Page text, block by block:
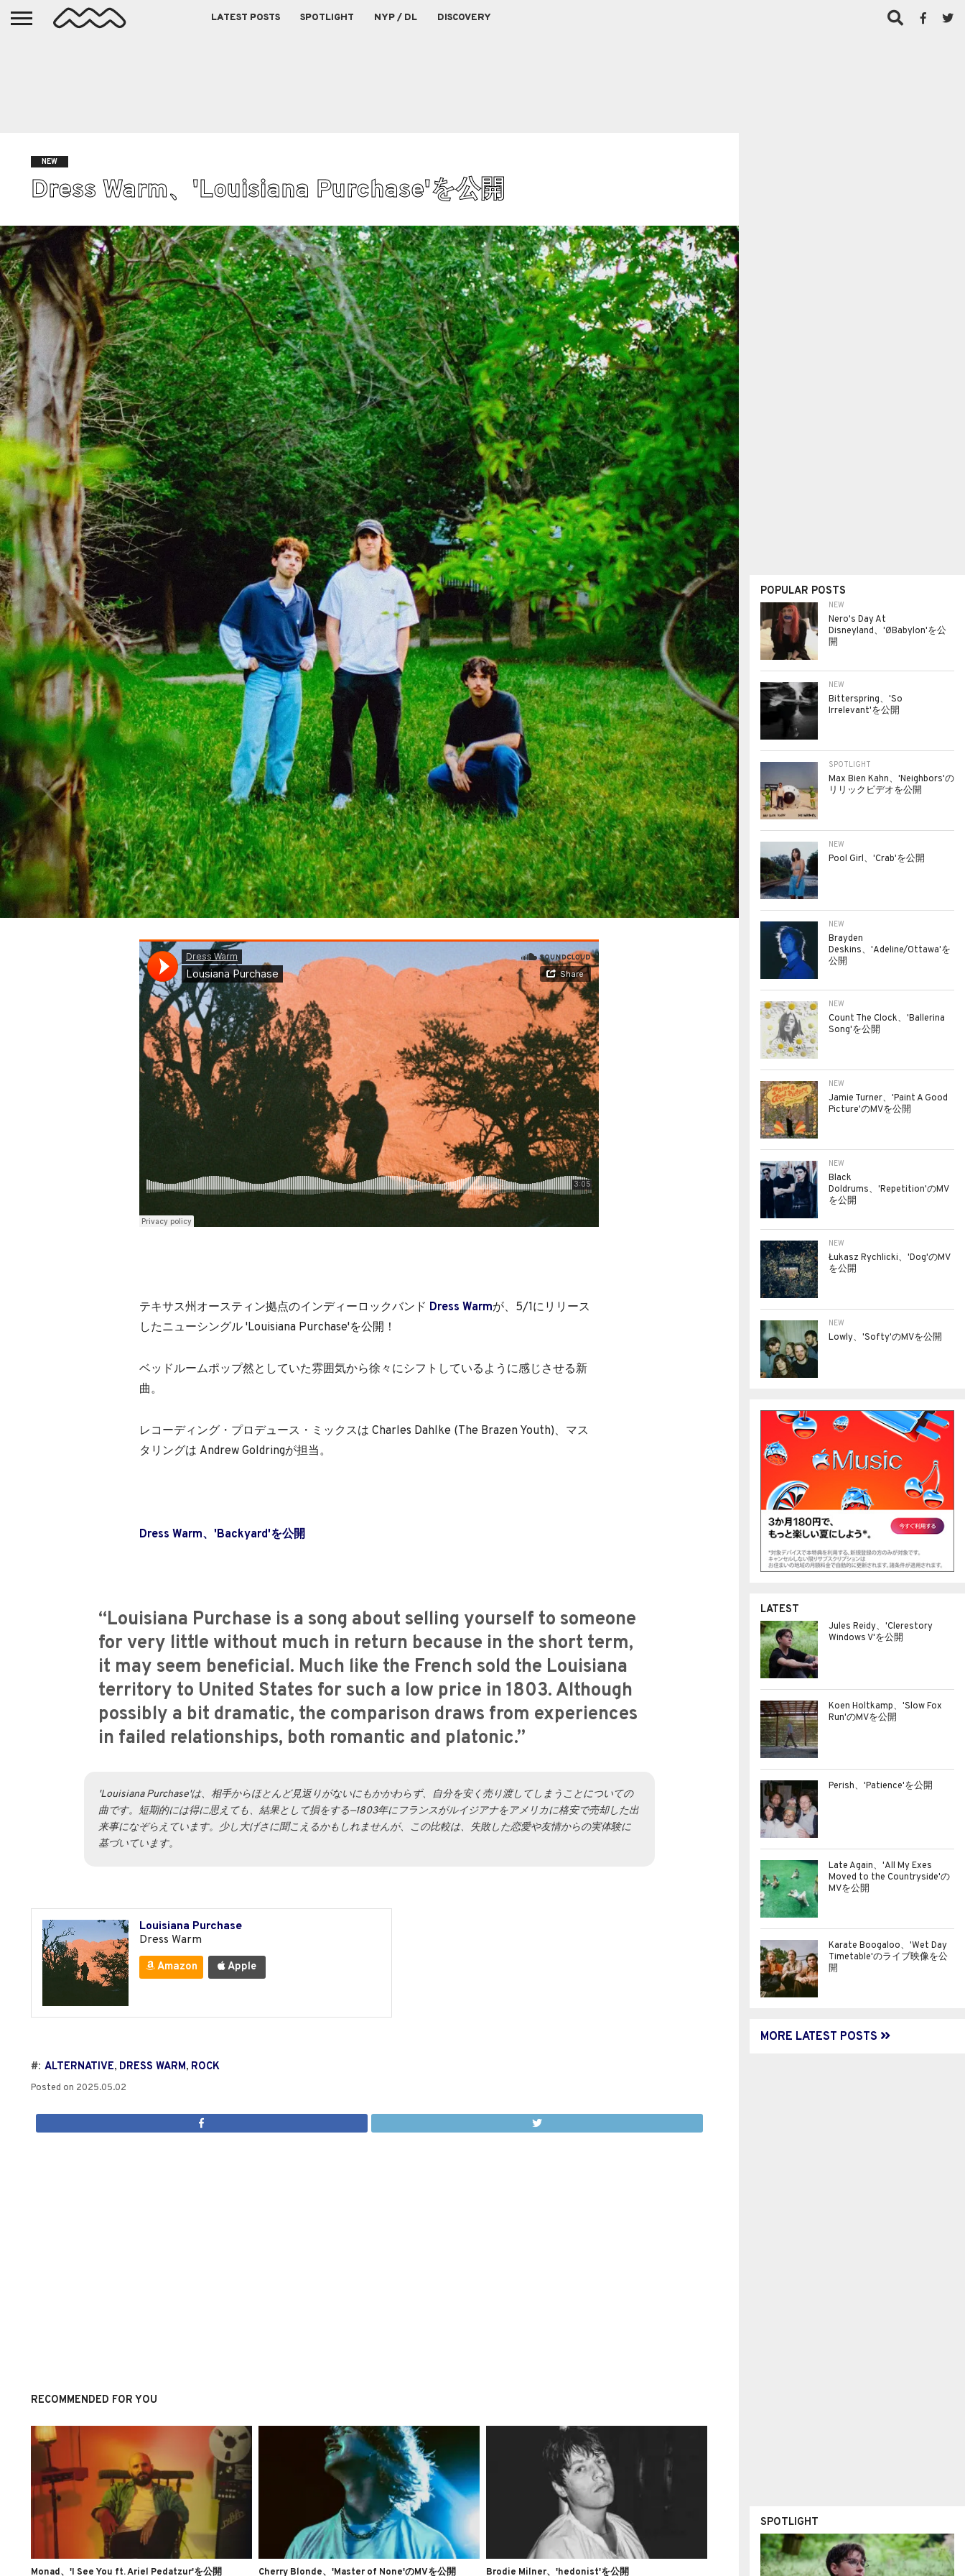
LATEST POSTS SPOTLIGHT NYP / DL DISCOVERY
NEW
Dress Warm、'Louisiana Purchase'を公開
テキサス州オースティン拠点のインディーロックバンド Dress Warmが、5/1にリリース
したニューシングル 'Louisiana Purchase'を公開！
ベッドルームポップ然としていた雰囲気から徐々にシフトしているように感じさせる新
曲。
レコーディング・プロデュース・ミックスは Charles Dahlke (The Brazen Youth)、マス
タリングは Andrew Goldringが担当。
Dress Warm、'Backyard'を公開
“Louisiana Purchase is a song about selling yourself to someone
for very little without much in return because in the short term,
it may seem beneficial. Much like the French sold the Louisiana
territory to United States for such a low price in 1803. Although
possibly a bit dramatic, the comparison draws from experiences
in failed relationships, both romantic and platonic.”
'Louisiana Purchase'は、相手からほとんど見返りがないにもかかわらず、自分を安く売り渡してしまうことについての
曲です。短期的には得に思えても、結果として損をする—1803年にフランスがルイジアナをアメリカに格安で売却した出
来事になぞらえています。少し大げさに聞こえるかもしれませんが、この比較は、失敗した恋愛や友情からの実体験に
基づいています。
Louisiana Purchase
Dress Warm
Amazon Apple
#: ALTERNATIVE, DRESS WARM, ROCK
Posted on 2025.05.02
RECOMMENDED FOR YOU
Monad、'I See You ft. Ariel Pedatzur'を公開 Cherry Blonde、'Master of None'のMVを公開 Brodie Milner、'hedonist'を公開
POPULAR POSTS
NEW
Nero's Day At
Disneyland、'ØBabylon'を公
開
NEW
Bitterspring、'So
Irrelevant'を公開
SPOTLIGHT
Max Bien Kahn、'Neighbors'の
リリックビデオを公開
NEW
Pool Girl、'Crab'を公開
NEW
Brayden
Deskins、'Adeline/Ottawa'を
公開
NEW
Count The Clock、'Ballerina
Song'を公開
NEW
Jamie Turner、'Paint A Good
Picture'のMVを公開
NEW
Black
Doldrums、'Repetition'のMV
を公開
NEW
Łukasz Rychlicki、'Dog'のMV
を公開
NEW
Lowly、'Softy'のMVを公開
LATEST
Jules Reidy、'Clerestory
Windows V'を公開
Koen Holtkamp、'Slow Fox
Run'のMVを公開
Perish、'Patience'を公開
Late Again、'All My Exes
Moved to the Countryside'の
MVを公開
Karate Boogaloo、'Wet Day
Timetable'のライブ映像を公
開
MORE LATEST POSTS
SPOTLIGHT